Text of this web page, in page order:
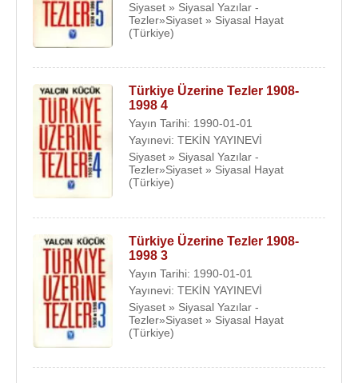
Siyaset » Siyasal Yazılar -
Tezler»Siyaset » Siyasal Hayat
(Türkiye)
Türkiye Üzerine Tezler 1908-
1998 4
Yayın Tarihi: 1990-01-01
Yayınevi: TEKİN YAYINEVİ
Siyaset » Siyasal Yazılar -
Tezler»Siyaset » Siyasal Hayat
(Türkiye)
Türkiye Üzerine Tezler 1908-
1998 3
Yayın Tarihi: 1990-01-01
Yayınevi: TEKİN YAYINEVİ
Siyaset » Siyasal Yazılar -
Tezler»Siyaset » Siyasal Hayat
(Türkiye)